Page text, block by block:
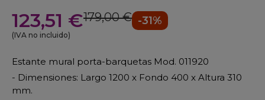
123,51 €179,00 € -31%
(IVA no incluido)
Estante mural porta-barquetas Mod. 011920
- Dimensiones: Largo 1200 x Fondo 400 x Altura 310
mm.